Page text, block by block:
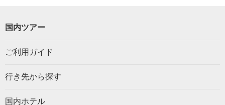
国内ツアー
ご利用ガイド
行き先から探す
国内ホテル